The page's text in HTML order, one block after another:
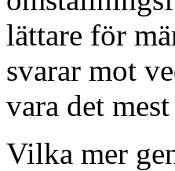
lättare för
svarar mot
vara det
Vilka mer